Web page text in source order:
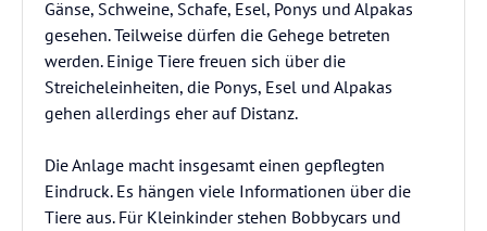
Gänse, Schweine, Schafe, Esel, Ponys und Alpakas
gesehen. Teilweise dürfen die Gehege betreten
werden. Einige Tiere freuen sich über die
Streicheleinheiten, die Ponys, Esel und Alpakas
gehen allerdings eher auf Distanz.
Die Anlage macht insgesamt einen gepflegten
Eindruck. Es hängen viele Informationen über die
Tiere aus. Für Kleinkinder stehen Bobbycars und